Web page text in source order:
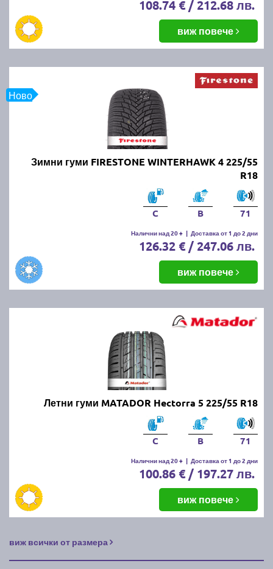
108.74 € / 212.68 лв.
виж повече
Ново
Зимни гуми FIRESTONE WINTERHAWK 4 225/55
R18
C B 71
Налични над 20 + | Доставка от 1 до 2 дни
126.32 € / 247.06 лв.
виж повече
Летни гуми MATADOR Hectorra 5 225/55 R18
C B 71
Налични над 20 + | Доставка от 1 до 2 дни
100.86 € / 197.27 лв.
виж повече
виж всички от размера